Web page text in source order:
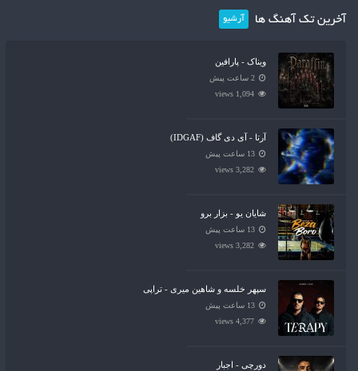
آخرین تک آهنگ ها آرشیو
ویناک - پارافین
2 ساعت پیش
1,094 views
آرتا - آی دی گاف (IDGAF)
13 ساعت پیش
3,282 views
شایان یو - بزار برو
13 ساعت پیش
3,282 views
سپهر خلسه و شاهین میری - تراپی
13 ساعت پیش
4,377 views
دورچی - اجبار